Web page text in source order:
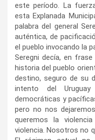
este período. La
esta Explanada
palabra del general
auténtica, de
el pueblo invocando la
Seregni decía, en
historia del pueblo
destino, seguro de su
intento del
democráticas y
pero no nos
queremos la
violencia. Nosotros no